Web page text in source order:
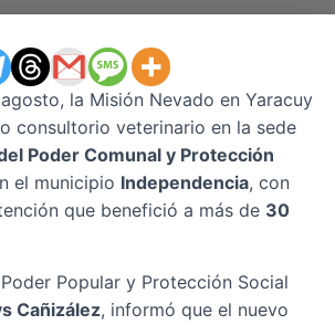
la Misión Nevado en Yaracuy
consultorio veterinario en la sede
Poder Comunal y Protección
el municipio Independencia, con
que benefició a más de 30
Popular y Protección Social
Cañizález, informó que el nuevo